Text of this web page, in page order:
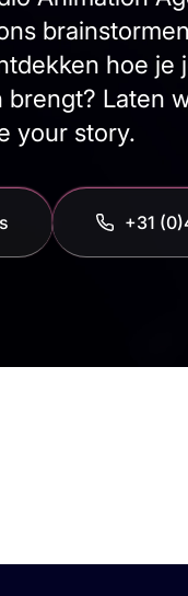
hoe
Laten
your story.
+31